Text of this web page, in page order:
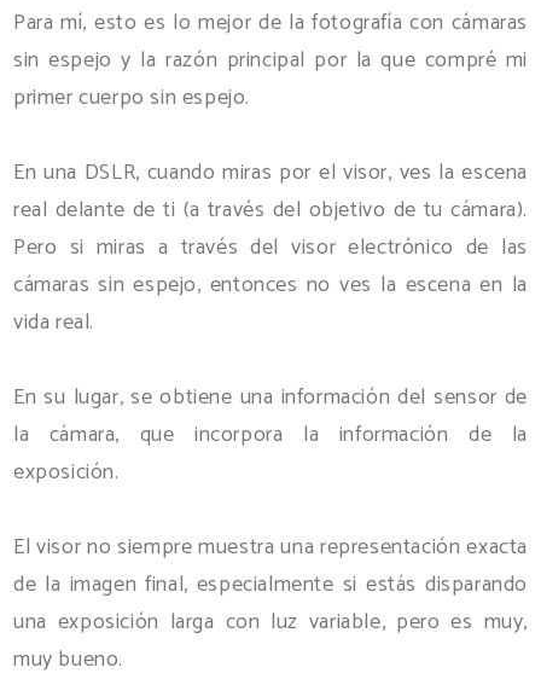
Para mí, esto es lo mejor de la fotografía con cámaras
sin espejo y la razón principal por la que compré mi
primer cuerpo sin espejo.
En una DSLR, cuando miras por el visor, ves la escena
real delante de ti (a través del objetivo de tu cámara).
Pero si miras a través del visor electrónico de las
cámaras sin espejo, entonces no ves la escena en la
vida real.
En su lugar, se obtiene una información del sensor de
la cámara, que incorpora la información de la
exposición.
El visor no siempre muestra una representación exacta
de la imagen final, especialmente si estás disparando
una exposición larga con luz variable, pero es muy,
muy bueno.